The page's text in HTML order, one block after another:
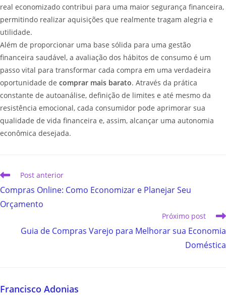
real economizado contribui para uma maior segurança financeira,
permitindo realizar aquisições que realmente tragam alegria e
utilidade.
Além de proporcionar uma base sólida para uma gestão
financeira saudável, a avaliação dos hábitos de consumo é um
passo vital para transformar cada compra em uma verdadeira
oportunidade de comprar mais barato. Através da prática
constante de autoanálise, definição de limites e até mesmo da
resistência emocional, cada consumidor pode aprimorar sua
qualidade de vida financeira e, assim, alcançar uma autonomia
econômica desejada.
Post anterior
Compras Online: Como Economizar e Planejar Seu
Orçamento
Próximo post
Guia de Compras Varejo para Melhorar sua Economia
Doméstica
Francisco Adonias